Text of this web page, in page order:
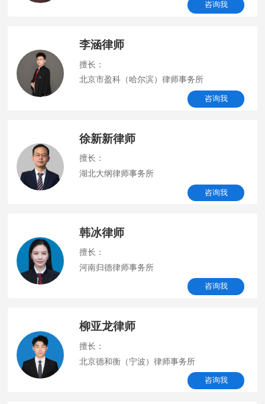
咨询我
李涵律师
擅长：
北京市盈科（哈尔滨）律师事务所
咨询我
徐新新律师
擅长：
湖北大纲律师事务所
咨询我
韩冰律师
擅长：
河南归德律师事务所
咨询我
柳亚龙律师
擅长：
北京德和衡（宁波）律师事务所
咨询我